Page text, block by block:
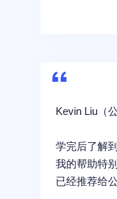
Kevin Liu（
学完后了解
我的帮助特
已经推荐给